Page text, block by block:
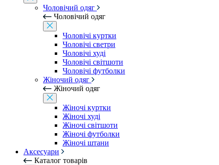
Чоловічий одяг
Чоловічий одяг
Чоловічі куртки
Чоловічі светри
Чоловічі худі
Чоловічі світшоти
Чоловічі футболки
Жіночий одяг
Жіночий одяг
Жіночі куртки
Жіночі худі
Жіночі світшоти
Жіночі футболки
Жіночі штани
Аксесуари
Каталог товарів